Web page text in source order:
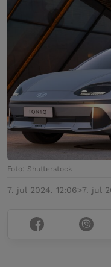
Foto: Shutterstock
7. jul 2024. 12:06>7. jul